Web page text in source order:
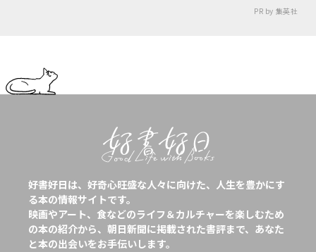
PR by 集英社
好書好日は、好奇心旺盛な人々に向けた、人生を豊かにす
る本の情報サイトです。
映画やアート、食などのライフ＆カルチャーを楽しむため
の本の紹介から、朝日新聞に掲載された書評まで、あなた
と本の出会いをお手伝いします。